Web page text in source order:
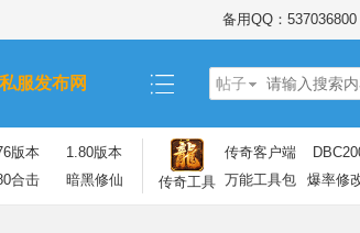
备用QQ：537036800
服发布网 帖子
版本
1.80版本
合击 暗黑修仙 传奇工具
传奇客户端
万能工具包
爆率修